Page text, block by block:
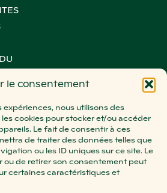
le consentement
expériences, nous utilisons des
cookies pour stocker et/ou accéder
Le fait de consentir à ces
de traiter des données telles que
ou les ID uniques sur ce site. Le
ou de retirer son consentement peut
certaines caractéristiques et